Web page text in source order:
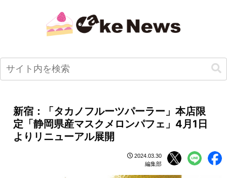
新宿：「タカノフルーツパーラー」本店限
定「静岡県産マスクメロンパフェ」4月1日
よりリニューアル展開
2024.03.30
編集部